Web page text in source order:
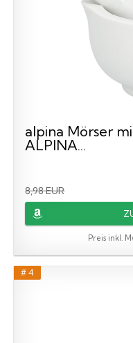
alpina Mörser
ALPINA...
8,98 EUR
Preis inkl.
# 4